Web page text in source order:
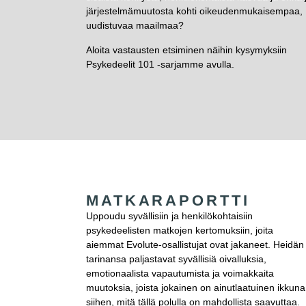
järjestelmämuutosta kohti oikeudenmukaisempaa,
uudistuvaa maailmaa?
Aloita vastausten etsiminen näihin kysymyksiin
Psykedeelit 101 -sarjamme avulla.
MATKARAPORTTI
Uppoudu syvällisiin ja henkilökohtaisiin
psykedeelisten matkojen kertomuksiin, joita
aiemmat Evolute-osallistujat ovat jakaneet. Heidän
tarinansa paljastavat syvällisiä oivalluksia,
emotionaalista vapautumista ja voimakkaita
muutoksia, joista jokainen on ainutlaatuinen ikkuna
siihen, mitä tällä polulla on mahdollista saavuttaa.